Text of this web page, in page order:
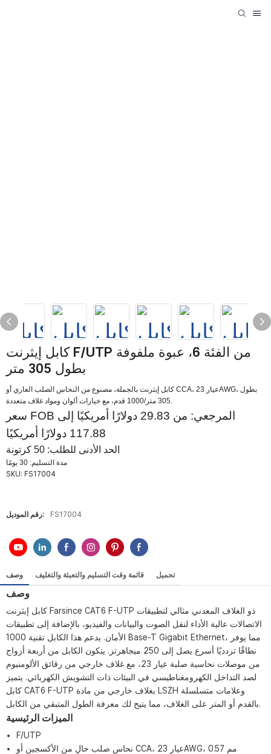
كابل إيثرنت F/UTP من الفئة 6، عبوة ملفوفة
بطول 305 متر
كابل إيثرنت بالجملة، مصنوع من النحاس الصلب العاري أو CCA، عيار 23AWG، بطول
305 متر/1000 قدم، مع خيارات ألوان ومواد غلاف متعددة.
سعر FOB المرجعي: من 29.83 دولارًا أمريكيًا إلى
117.88 دولارًا أمريكيًا
الحد الأدنى للطلب: 50 كرتونة
مدة التسليم: 30 يومًا
SKU: FS17004
رقم الموديل: FS17004
وصف قائمة وقت التسليم والتعبئة والتغليف تحميل
وصف
كابل إيثرنت Farsince CAT6 F-UTP ذو الغلاف المعدني مثالي لتطبيقات
الاتصالات عالية الأداء لنقل الصوت والبيانات والفيديو، بالإضافة إلى تطبيقات
الأمان. يدعم هذا الكابل تقنية 1000 Base-T Gigabit Ethernet، مما يوفر
نطاقًا تردديًا أسرع يصل إلى 250 ميجاهرتز. يتكون الكابل من أربعة أزواج
من موصلات نحاسية صلبة عيار 23، مع غلاف خارجي من رقائق الألومنيوم
لصد التداخل الكهرومغناطيسي في البيئات ذات التشويش الكهربائي. يتميز
كابل CAT6 F-UTP بغلاف خارجي من مادة LSZH وعلامات متسلسلة
بالقدم أو المتر على الغلاف، مما يتيح لك معرفة الطول المتبقي من الكابل.
الميزات الرئيسية
F/UTP
نحاس صلب خالٍ من الأكسجين أو CCA، عيار 23AWG، 0.57 مم